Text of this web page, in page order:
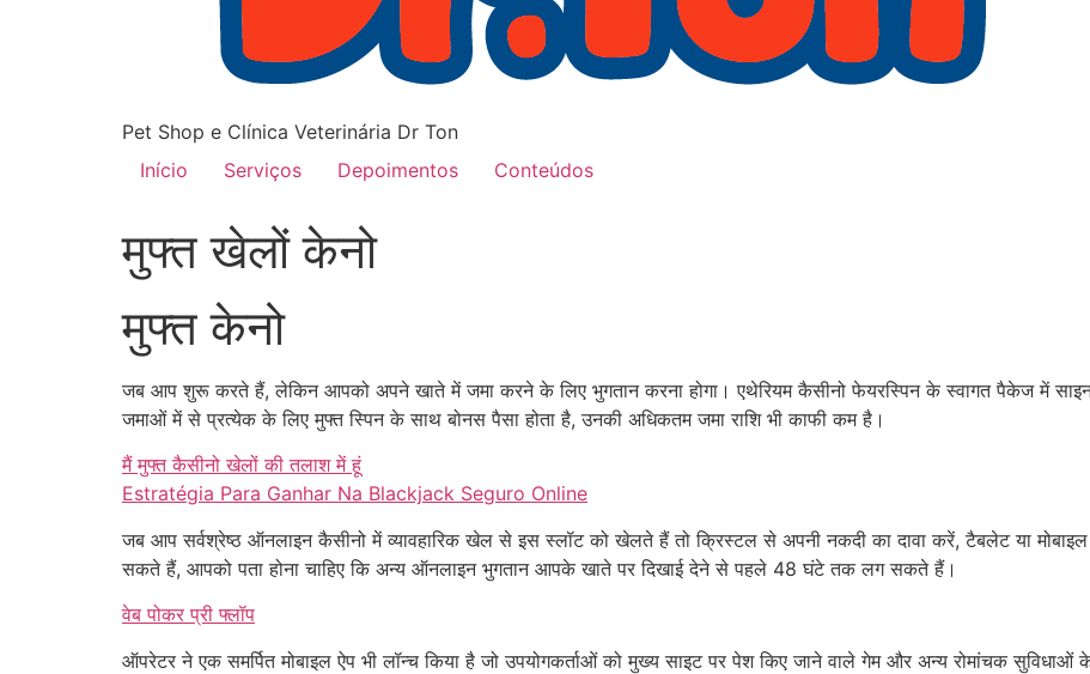
Pet Shop e Clínica Veterinária Dr Ton
Início
Serviços Depoimentos Conteúdos
मुफ्त खेलों केनो
मुफ्त केनो
जब आप शुरू करते हैं, लेकिन आपको अपने खाते में जमा करने के लिए भुगतान करना होगा। एथेरियम कैसीनो फेयरस्पिन के स्वागत पैकेज में
जमाओं में से प्रत्येक के लिए मुफ्त स्पिन के साथ बोनस पैसा होता है, उनकी अधिकतम जमा राशि भी काफी कम है।
मैं मुफ्त कैसीनो खेलों की तलाश में हूं
Estratégia Para Ganhar Na Blackjack Seguro Online
जब आप सर्वश्रेष्ठ ऑनलाइन कैसीनो में व्यावहारिक खेल से इस स्लॉट को खेलते हैं तो क्रिस्टल से अपनी नकदी का दावा करें, टैबलेट या
सकते हैं, आपको पता होना चाहिए कि अन्य ऑनलाइन भुगतान आपके खाते पर दिखाई देने से पहले 48 घंटे तक लग सकते हैं।
वेब पोकर प्री फ्लॉप
ऑपरेटर ने एक समर्पित मोबाइल ऐप भी लॉन्च किया है जो उपयोगकर्ताओं को मुख्य साइट पर पेश किए जाने वाले गेम और अन्य रोमांचक